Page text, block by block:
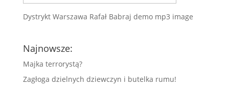
Dystrykt Warszawa Rafał Babraj demo mp3 image
Najnowsze:
Majka terrorystą?
Zagłoga dzielnych dziewczyn i butelka rumu!